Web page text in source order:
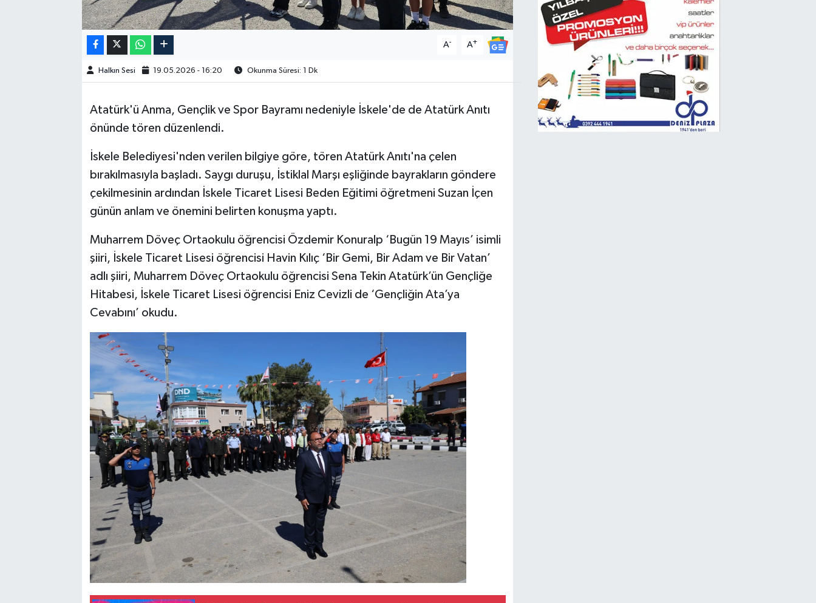
A- A+
Halkın Sesi 19.05.2026 - 16:20 Okunma Süresi: 1 Dk
Atatürk'ü Anma, Gençlik ve Spor Bayramı nedeniyle İskele'de de Atatürk Anıtı
önünde tören düzenlendi.
İskele Belediyesi'nden verilen bilgiye göre, tören Atatürk Anıtı'na çelen
bırakılmasıyla başladı. Saygı duruşu, İstiklal Marşı eşliğinde bayrakların göndere
çekilmesinin ardından İskele Ticaret Lisesi Beden Eğitimi öğretmeni Suzan İçen
günün anlam ve önemini belirten konuşma yaptı.
Muharrem Döveç Ortaokulu öğrencisi Özdemir Konuralp ‘Bugün 19 Mayıs’ isimli
şiiri, İskele Ticaret Lisesi öğrencisi Havin Kılıç ‘Bir Gemi, Bir Adam ve Bir Vatan’
adlı şiiri, Muharrem Döveç Ortaokulu öğrencisi Sena Tekin Atatürk’ün Gençliğe
Hitabesi, İskele Ticaret Lisesi öğrencisi Eniz Cevizli de ‘Gençliğin Ata’ya
Cevabını’ okudu.